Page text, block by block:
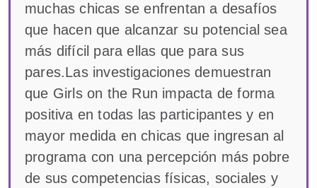
muchas chicas se enfrentan a desafíos
que hacen que alcanzar su potencial sea
más difícil para ellas que para sus
pares.Las investigaciones demuestran
que Girls on the Run impacta de forma
positiva en todas las participantes y en
mayor medida en chicas que ingresan al
programa con una percepción más pobre
de sus competencias físicas, sociales y